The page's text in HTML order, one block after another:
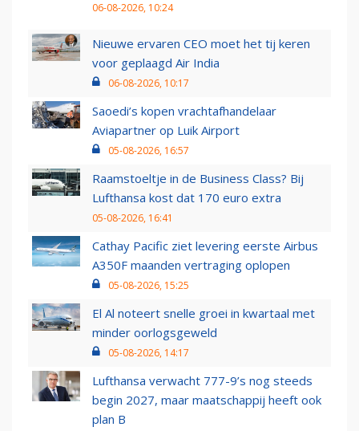
06-08-2026, 10:24
Nieuwe ervaren CEO moet het tij keren
voor geplaagd Air India
06-08-2026, 10:17
Saoedi’s kopen vrachtafhandelaar
Aviapartner op Luik Airport
05-08-2026, 16:57
Raamstoeltje in de Business Class? Bij
Lufthansa kost dat 170 euro extra
05-08-2026, 16:41
Cathay Pacific ziet levering eerste Airbus
A350F maanden vertraging oplopen
05-08-2026, 15:25
El Al noteert snelle groei in kwartaal met
minder oorlogsgeweld
05-08-2026, 14:17
Lufthansa verwacht 777-9’s nog steeds
begin 2027, maar maatschappij heeft ook
plan B